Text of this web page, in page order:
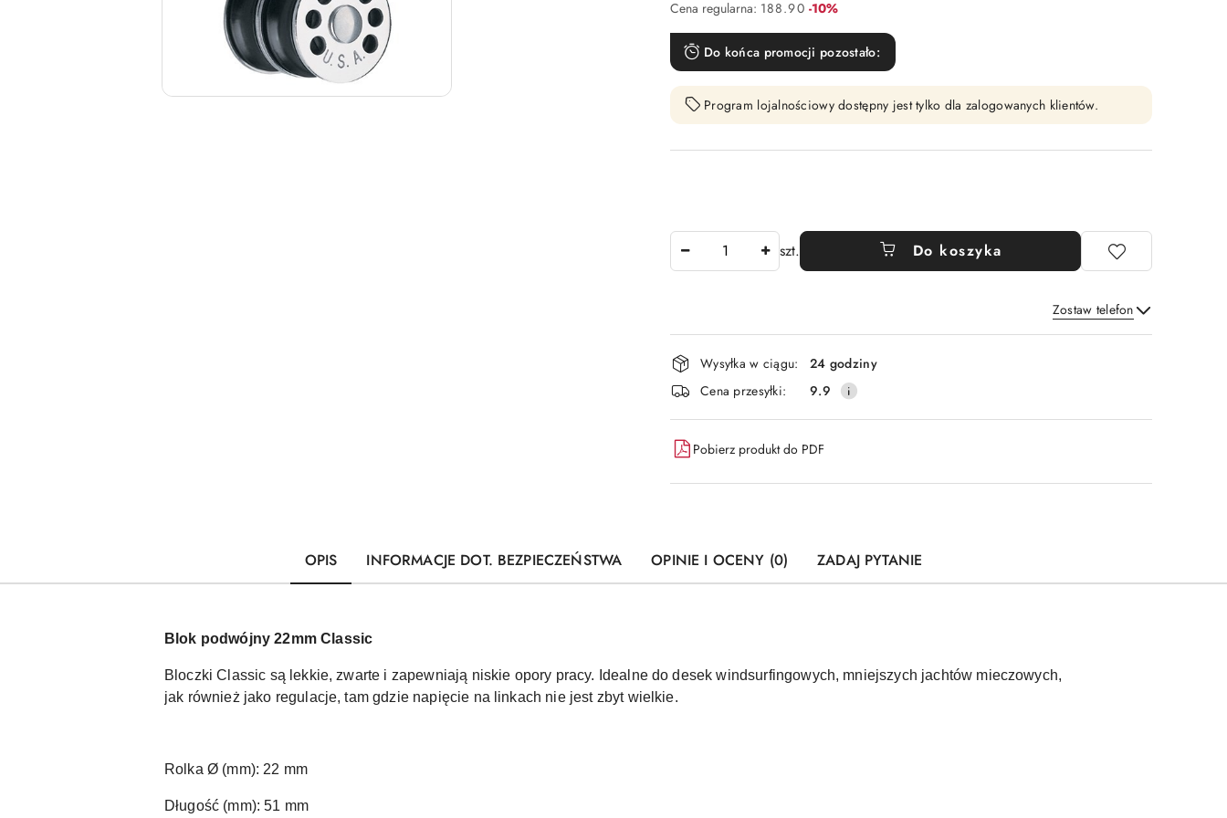
Cena regularna: 188.90 Rabat:
-10%
Do końca promocji pozostało:
Program lojalnościowy dostępny jest tylko dla zalogowanych klientów.
szt. Do koszyka
Zostaw telefon
Wyślij
Dostępność
i
dostawa
Wysyłka w ciągu:
24 godziny
Cena przesyłki:
9.9
Pobierz produkt do PDF
OPIS INFORMACJE DOT. BEZPIECZEŃSTWA OPINIE I OCENY (0) ZADAJ PYTANIE
Blok podwójny 22mm Classic
Bloczki Classic są lekkie, zwarte i zapewniają niskie opory pracy. Idealne do desek windsurfingowych, mniejszych jachtów mieczowych,
jak również jako regulacje, tam gdzie napięcie na linkach nie jest zbyt wielkie.
Rolka Ø (mm): 22 mm
Długość (mm): 51 mm